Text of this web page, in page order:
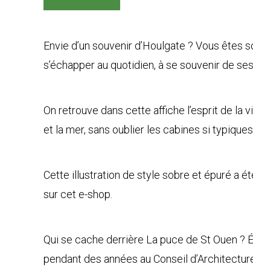
Envie d’un souvenir d’Houlgate ? Vous
s’échapper au quotidien, à se souvenir de
On retrouve dans cette affiche l’esprit de la
et la mer, sans oublier les cabines si typiques
Cette illustration de style sobre et épuré a
sur cet e-shop.
Qui se cache derrière La puce de St Ouen
pendant des années au Conseil